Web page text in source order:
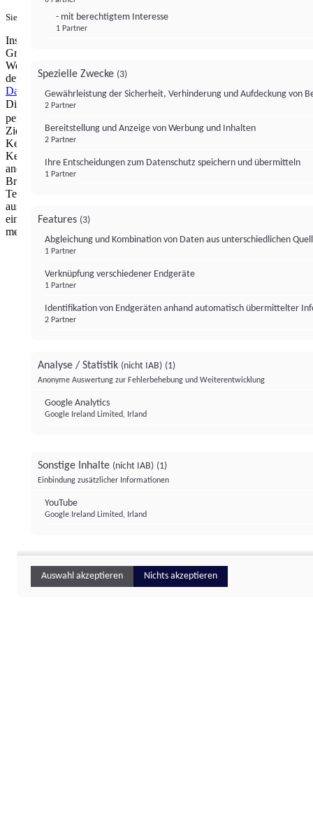
Sie haben ein PUR-Abo?Hier anmelden.
Institutional Money mit Werbung: Wir nutzen aus wirtschaftlichen
Gründen die Möglichkeit, unsere Webseite Dritten als digitalen
Werbeplatz zur Verfügung zu stellen. Über Verarbeitungen, die in
der Verantwortung von uns liegen, können Sie sich in unserer
Datenschutzerklärungnäher informieren.Zur Bereitstellung unserer
Dienste nutzen wir Technologien von
personalisierte Werbung, Messung von Werbeleistung und
Zielgruppenforschung. Cookies, Endgeräte- oder ähnliche Online-
Kennungen (z. B. login-basierte Kennungen, zufällig generierte
Kennungen, netzwerkbasierte Kennungen) können zusammen mit
anderen Informationen (z. B. Browsertyp und
Browserinformationen, Sprache, Bildschirmgröße, unterstützte
Technologien usw.) auf Ihrem Endgerät gespeichert oder von dort
ausgelesen werden, um es jedes Mal wiederzuerkennen, wenn es
eine App oder einer Webseite aufruft. Dies geschieht für einen oder
mehrere der hier aufgeführten Verarbeitungszwecke.
- mit berechtigtem Interesse
1 Partner
Spezielle Zwecke (3)
Gewährleistung der Sicherheit, Verhinderung und Aufdeckung von
2 Partner
Bereitstellung und Anzeige von Werbung und Inhalten
2 Partner
Ihre Entscheidungen zum Datenschutz speichern und übermitteln
1 Partner
Features (3)
Abgleichung und Kombination von Daten aus unterschiedlichen
1 Partner
Verknüpfung verschiedener Endgeräte
1 Partner
Identifikation von Endgeräten anhand automatisch übermittelter
2 Partner
Analyse / Statistik (nicht IAB) (1)
Anonyme Auswertung zur Fehlerbehebung und Weiterentwicklung
Google Analytics
Google Ireland Limited, Irland
Sonstige Inhalte (nicht IAB) (1)
Einbindung zusätzlicher Informationen
YouTube
Google Ireland Limited, Irland
Auswahl akzeptieren Nichts akzeptieren
Institutional Money
ImpressumDatenschutzerklärung